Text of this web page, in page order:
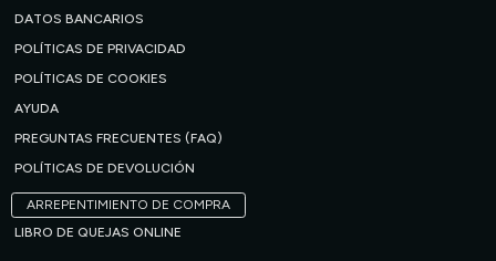
DATOS BANCARIOS
POLÍTICAS DE PRIVACIDAD
POLÍTICAS DE COOKIES
AYUDA
PREGUNTAS FRECUENTES (FAQ)
POLÍTICAS DE DEVOLUCIÓN
ARREPENTIMIENTO DE COMPRA
LIBRO DE QUEJAS ONLINE